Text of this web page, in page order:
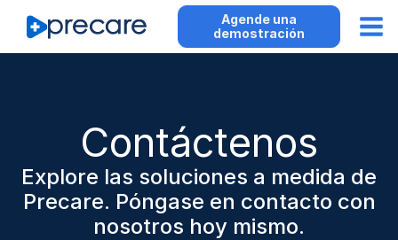
Agende una
demostración
Contáctenos
Explore las soluciones a medida de
Precare. Póngase en contacto con
nosotros hoy mismo.